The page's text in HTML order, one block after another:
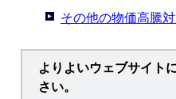
その他の物価高騰
よりよいウェブサイト
さい。